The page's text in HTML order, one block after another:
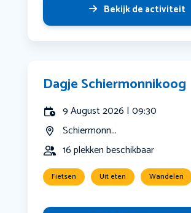
Bekijk de activiteit
Dagje Schiermonnikoog
9 August 2026 | 09:30
Schiermonn...
16 plekken beschikbaar
Fietsen Uit eten Wandelen